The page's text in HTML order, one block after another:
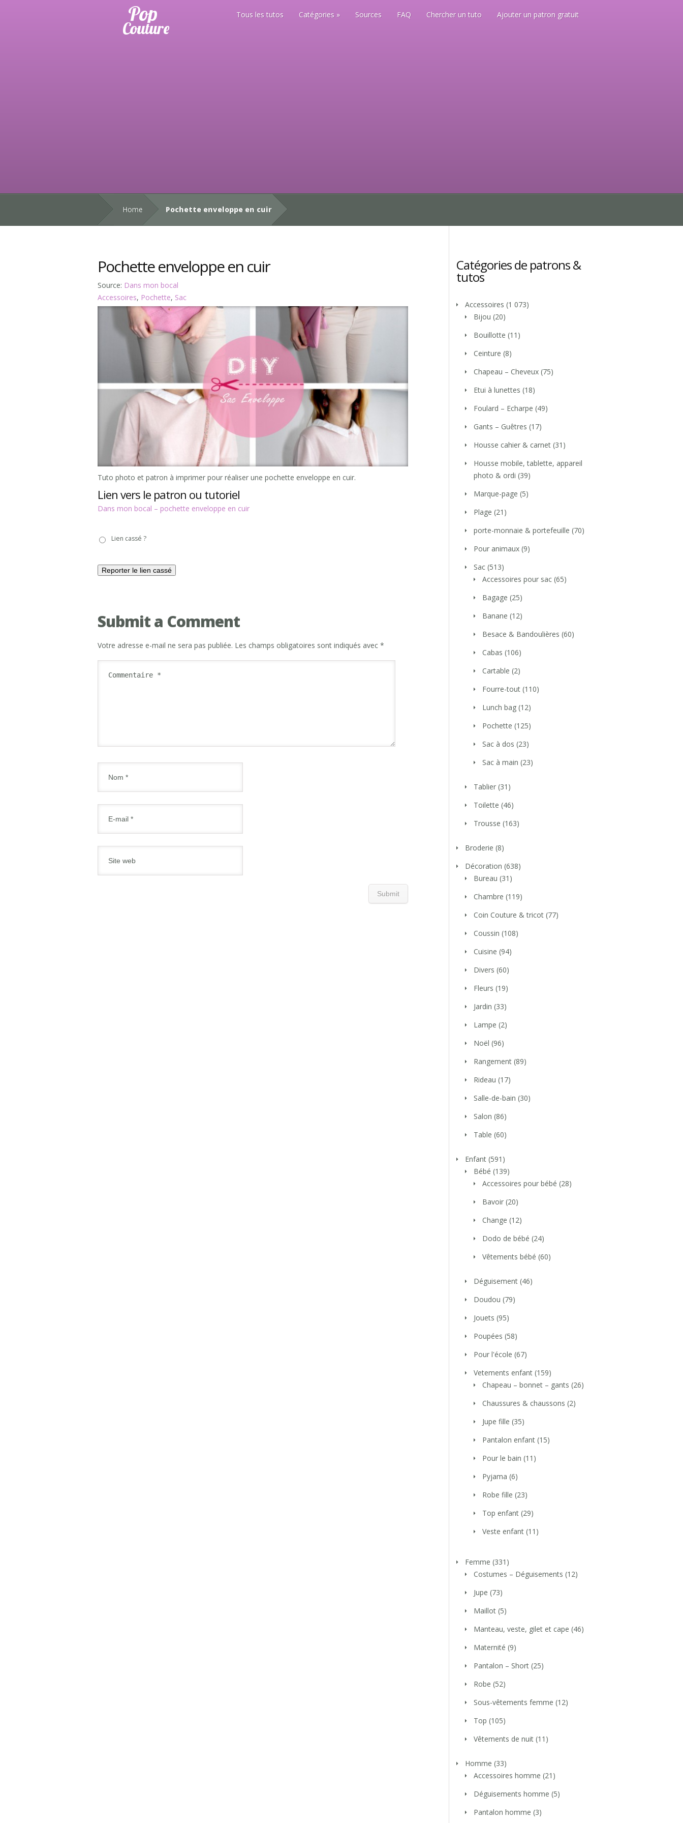
Tous les tutos Catégories Sources FAQ Chercher un tuto Ajouter un patron gratuit
Home Pochette enveloppe en cuir
Pochette enveloppe en cuir
Source: Dans mon bocal
Accessoires, Pochette, Sac
Tuto photo et patron à imprimer pour réaliser une pochette enveloppe en cuir.
Lien vers le patron ou tutoriel
Dans mon bocal – pochette enveloppe en cuir
casséLien cassé ?
Submit a Comment
Votre adresse e-mail ne sera pas publiée. Les champs obligatoires sont indiqués avec *
Catégories de patrons &
tutos
Accessoires (1 073)
Bijou (20)
Bouillotte (11)
Ceinture (8)
Chapeau – Cheveux (75)
Etui à lunettes (18)
Foulard – Echarpe (49)
Gants – Guêtres (17)
Housse cahier & carnet (31)
Housse mobile, tablette, appareil
photo & ordi (39)
Marque-page (5)
Plage (21)
porte-monnaie & portefeuille (70)
Pour animaux (9)
Sac (513)
Accessoires pour sac (65)
Bagage (25)
Banane (12)
Besace & Bandoulières (60)
Cabas (106)
Cartable (2)
Fourre-tout (110)
Lunch bag (12)
Pochette (125)
Sac à dos (23)
Sac à main (23)
Tablier (31)
Toilette (46)
Trousse (163)
Broderie (8)
Décoration (638)
Bureau (31)
Chambre (119)
Coin Couture & tricot (77)
Coussin (108)
Cuisine (94)
Divers (60)
Fleurs (19)
Jardin (33)
Lampe (2)
Noël (96)
Rangement (89)
Rideau (17)
Salle-de-bain (30)
Salon (86)
Table (60)
Enfant (591)
Bébé (139)
Accessoires pour bébé (28)
Bavoir (20)
Change (12)
Dodo de bébé (24)
Vêtements bébé (60)
Déguisement (46)
Doudou (79)
Jouets (95)
Poupées (58)
Pour l'école (67)
Vetements enfant (159)
Chapeau – bonnet – gants (26)
Chaussures & chaussons (2)
Jupe fille (35)
Pantalon enfant (15)
Pour le bain (11)
Pyjama (6)
Robe fille (23)
Top enfant (29)
Veste enfant (11)
Femme (331)
Costumes – Déguisements (12)
Jupe (73)
Maillot (5)
Manteau, veste, gilet et cape (46)
Maternité (9)
Pantalon – Short (25)
Robe (52)
Sous-vêtements femme (12)
Top (105)
Vêtements de nuit (11)
Homme (33)
Accessoires homme (21)
Déguisements homme (5)
Pantalon homme (3)